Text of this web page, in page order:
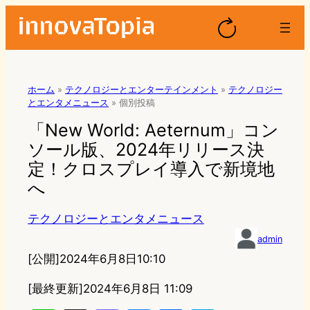
ホーム » テクノロジーとエンターテインメント » テクノロジー
とエンタメニュース » 個別投稿
「New World: Aeternum」コン
ソール版、2024年リリース決
定！クロスプレイ導入で新境地
へ
テクノロジーとエンタメニュース
admin
[公開]2024年6月8日10:10
[最終更新]2024年6月8日 11:09